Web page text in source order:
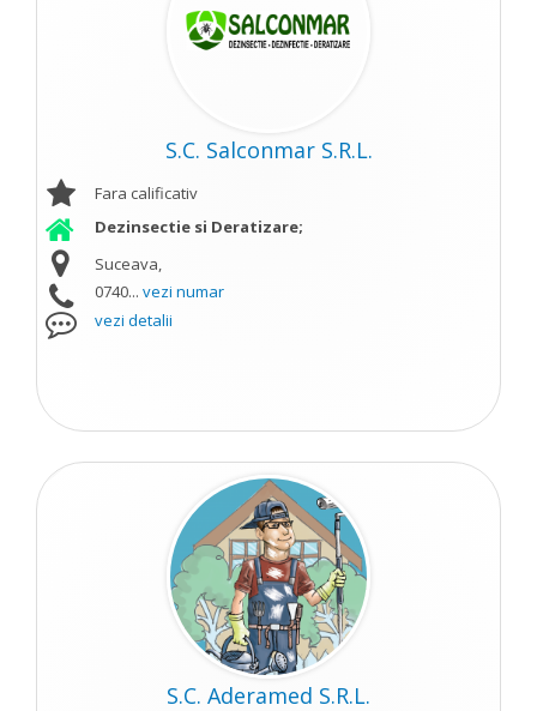
S.C. Salconmar S.R.L.
Fara calificativ
Dezinsectie si Deratizare;
Suceava,
0740... vezi numar
vezi detalii
S.C. Aderamed S.R.L.